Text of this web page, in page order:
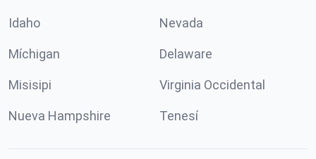
Idaho Nevada
Míchigan Delaware
Misisipi Virginia Occidental
Nueva Hampshire Tenesí